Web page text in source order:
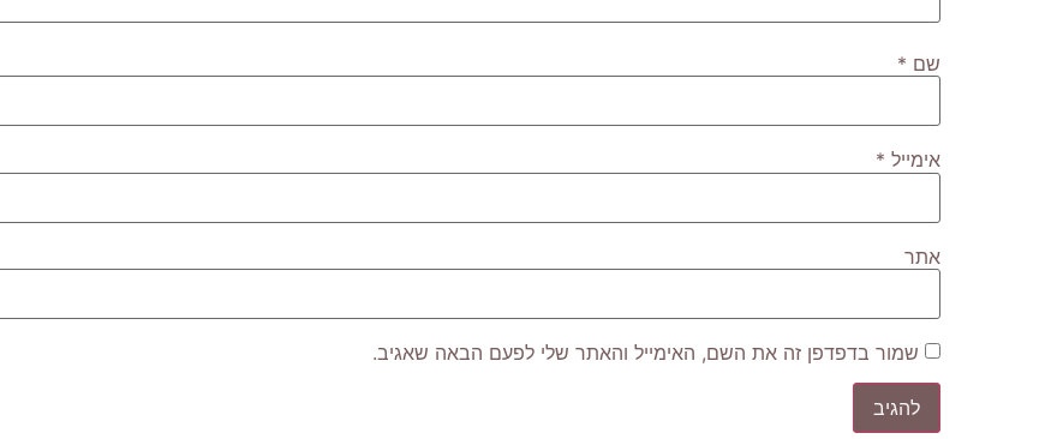
שם *
אימייל *
אתר
שמור בדפדפן זה את השם, האימייל והאתר שלי לפעם הבאה שאגיב.